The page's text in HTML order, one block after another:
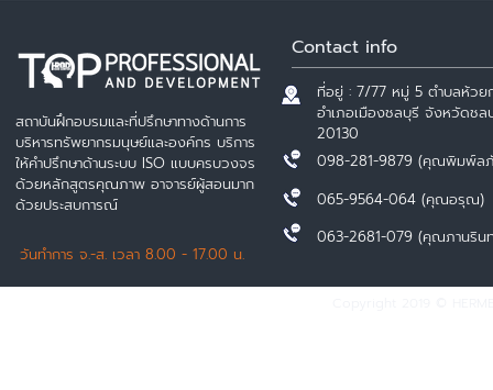
สถาบันฝึกอบรมและที่ปรึกษาทางด้านการ
บริหารทรัพยากรมนุษย์และองค์กร บริการ
ให้คำปรึกษาด้านระบบ ISO แบบครบวงจร
ด้วยหลักสูตรคุณภาพ อาจารย์ผู้สอนมาก
ด้วยประสบการณ์
วันทำการ จ.-ส. เวลา 8.00 - 17.00 น.
Contact info
ที่อยู่ : 7/77 หมู่ 5 ตำบลห้วย
อำเภอเมืองชลบุรี จังหวัดชล
20130
098-281-9879 (คุณพิมพ์ล
065-9564-064 (คุณอรุณ)
063-2681-079 (คุณภานริน